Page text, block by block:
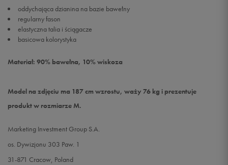
oddychająca dzianina na bazie bawełny
regularny fason
elastyczna talia i ściągacze
basicowa kolorystyka
Materiał: 90% bawełna, 10% wiskoza
Model na zdjęciu ma 187 cm wzrostu, waży 76 kg i prezentuje
produkt w rozmiarze M.
Marketing Investment Group S.A.
os. Dywizjonu 303 Paw. 1
31-871 Cracow, Poland